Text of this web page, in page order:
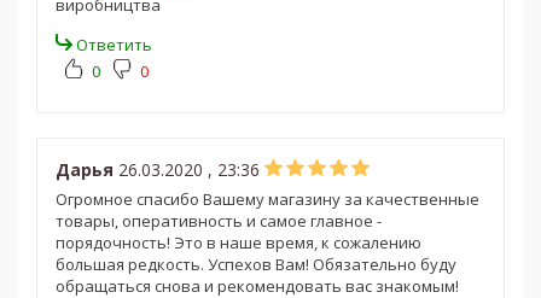
виробництва
Ответить
0
0
Дарья 26.03.2020 , 23:36
Огромное спасибо Вашему магазину за качественные
товары, оперативность и самое главное -
порядочность! Это в наше время, к сожалению
большая редкость. Успехов Вам! Обязательно буду
обращаться снова и рекомендовать вас знакомым!